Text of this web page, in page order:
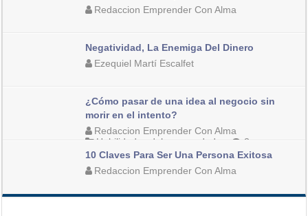
Redaccion Emprender Con Alma
Desarrollo Personal,Habilidades del emprendedor,
Negatividad, La Enemiga Del Dinero
Ezequiel Martí Escalfet
Habilidades del emprendedor ,Management, Negocios y
¿Cómo pasar de una idea al negocio sin
morir en el intento?
Redaccion Emprender Con Alma
Habilidades del emprendedor
2
10 Claves Para Ser Una Persona Exitosa
Redaccion Emprender Con Alma